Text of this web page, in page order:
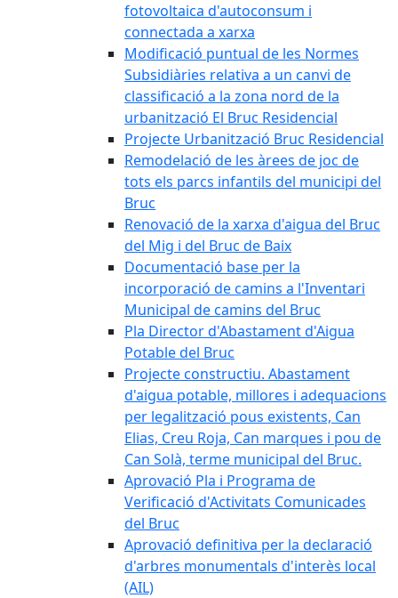
fotovoltaica d'autoconsum i
connectada a xarxa
Modificació puntual de les Normes
Subsidiàries relativa a un canvi de
classificació a la zona nord de la
urbanització El Bruc Residencial
Projecte Urbanització Bruc Residencial
Remodelació de les àrees de joc de
tots els parcs infantils del municipi del
Bruc
Renovació de la xarxa d'aigua del Bruc
del Mig i del Bruc de Baix
Documentació base per la
incorporació de camins a l'Inventari
Municipal de camins del Bruc
Pla Director d'Abastament d'Aigua
Potable del Bruc
Projecte constructiu. Abastament
d'aigua potable, millores i adequacions
per legalització pous existents, Can
Elias, Creu Roja, Can marques i pou de
Can Solà, terme municipal del Bruc.
Aprovació Pla i Programa de
Verificació d'Activitats Comunicades
del Bruc
Aprovació definitiva per la declaració
d'arbres monumentals d'interès local
(AIL)